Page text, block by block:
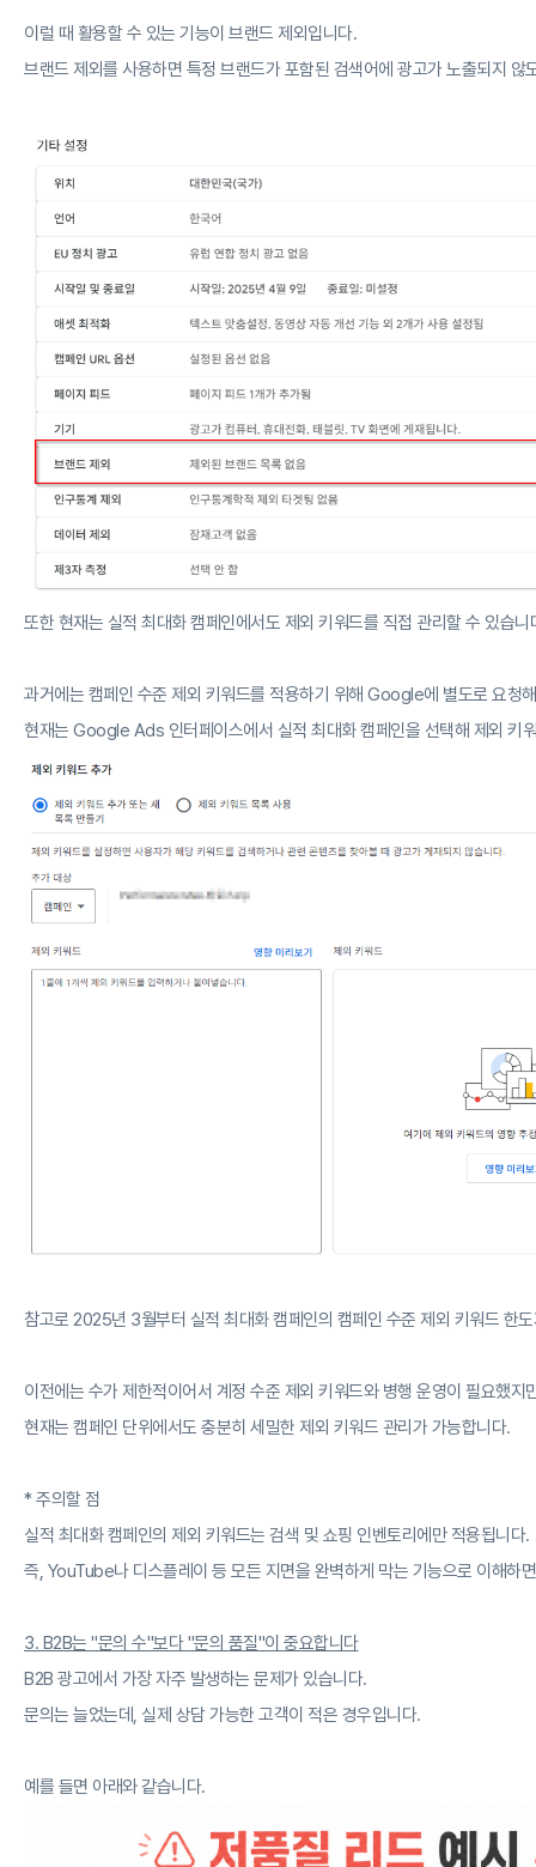
이럴 때 활용할 수 있는 기능이 브랜드 제외입니다.
브랜드 제외를 사용하면 특정 브랜드가 포함된 검색어에 광고가 노출되지 않
또한 현재는 실적 최대화 캠페인에서도 제외 키워드를 직접 관리할 수 있습니
과거에는 캠페인 수준 제외 키워드를 적용하기 위해 Google에 별도로 요청
현재는 Google Ads 인터페이스에서 실적 최대화 캠페인을 선택해 제외 키
참고로 2025년 3월부터 실적 최대화 캠페인의 캠페인 수준 제외 키워드 한
이전에는 수가 제한적이어서 계정 수준 제외 키워드와 병행 운영이 필요했지
현재는 캠페인 단위에서도 충분히 세밀한 제외 키워드 관리가 가능합니다.
* 주의할 점
실적 최대화 캠페인의 제외 키워드는 검색 및 쇼핑 인벤토리에만 적용됩니다.
즉, YouTube나 디스플레이 등 모든 지면을 완벽하게 막는 기능으로 이해하
3. B2B는 "문의 수"보다 "문의 품질"이 중요합니다
B2B 광고에서 가장 자주 발생하는 문제가 있습니다.
문의는 늘었는데, 실제 상담 가능한 고객이 적은 경우입니다.
예를 들면 아래와 같습니다.